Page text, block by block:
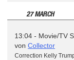
27 MARCH
13:04 - Movie/TV
von Collector
Correction Kelly